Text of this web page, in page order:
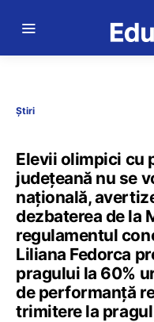
Știri
Elevii olimpici cu
județeană nu se
națională,
dezbaterea de la
regulamentul
Liliana Fedorca
pragului la 60%
de performanță
trimitere la